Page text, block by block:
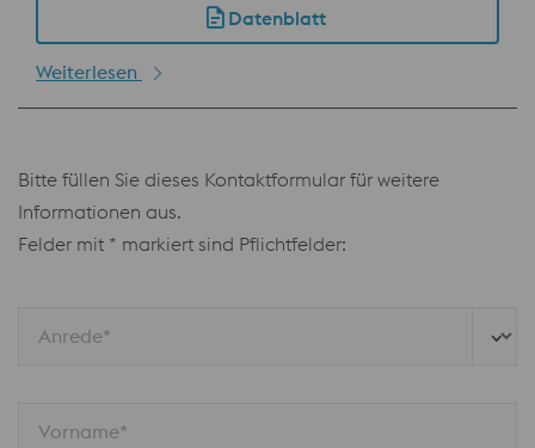
Datenblatt
Weiterlesen
Bitte füllen Sie dieses Kontaktformular für weitere
Informationen aus.
Felder mit * markiert sind Pflichtfelder:
Anrede*
Vorname*